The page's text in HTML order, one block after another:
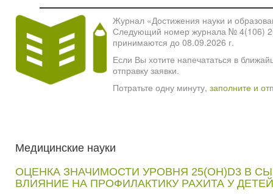
Журнал «Достижения науки и
Следующий номер журнала № 4(106)
принимаются до 08.09.2026 г.
Если Вы хотите напечататься в
отправку заявки.
Потратьте одну минуту, заполните и
Медицинские науки
ОЦЕНКА ЗНАЧИМОСТИ УРОВНЯ 25(ОН)D3 В
ВЛИЯНИЕ НА ПРОФИЛАКТИКУ РАХИТА У